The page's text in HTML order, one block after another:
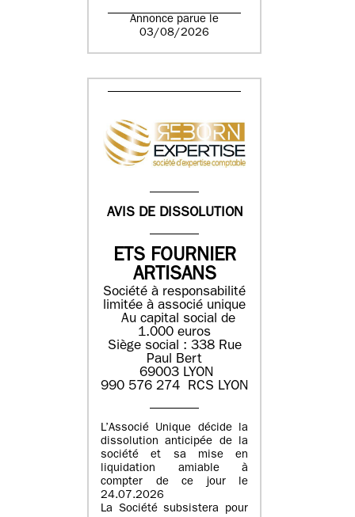
Annonce parue le
03/08/2026
AVIS DE DISSOLUTION
ETS FOURNIER
ARTISANS
Société à responsabilité
limitée à associé unique
Au capital social de
1.000 euros
Siège social : 338 Rue
Paul Bert
69003 LYON
990 576 274 RCS LYON
L’Associé Unique décide la
dissolution anticipée de la
société et sa mise en
liquidation amiable à
compter de ce jour le
24.07.2026
La Société subsistera pour